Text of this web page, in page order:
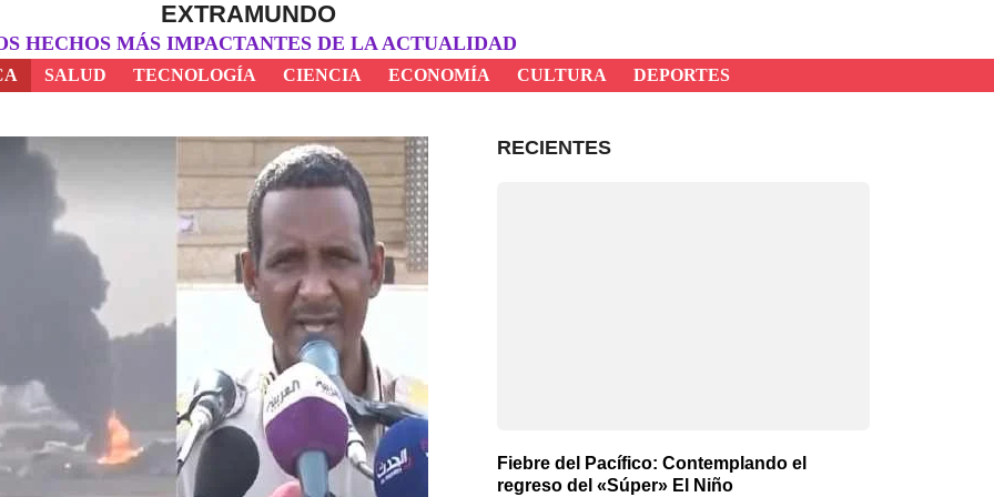
EXTRAMUNDO
HECHOS MÁS IMPACTANTES DE LA ACTUALIDAD
SALUD TECNOLOGÍA CIENCIA ECONOMÍA CULTURA DEPORTES
RECIENTES
Fiebre del Pacífico: Contemplando el
regreso del «Súper» El Niño